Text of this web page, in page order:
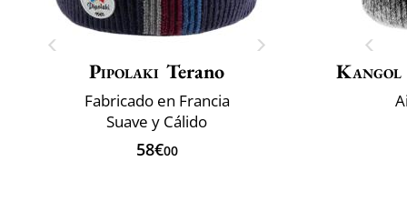
Pipolaki Terano
Fabricado en Francia
Suave y Cálido
58€00
Kangol